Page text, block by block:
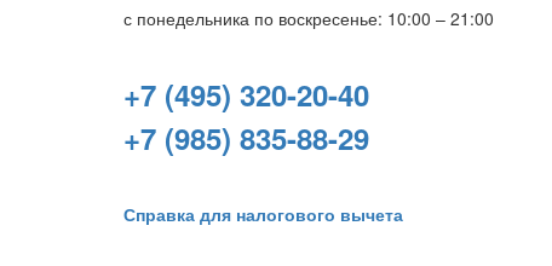
с понедельника по воскресенье: 10:00 – 21:00
+7 (495) 320-20-40
+7 (985) 835-88-29
Справка для налогового вычета